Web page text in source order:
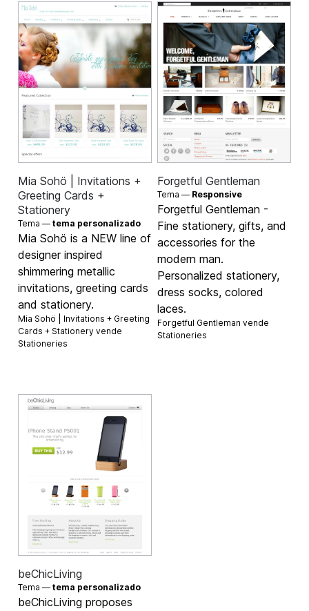
Mia Sohö | Invitations +
Greeting Cards +
Stationery
Tema —tema personalizado
Mia Sohö is a NEW line of
designer inspired
shimmering metallic
invitations, greeting cards
and stationery.
Mia Sohö | Invitations + Greeting
Cards + Stationery vende
Stationeries
Forgetful Gentleman
Tema — Responsive
Forgetful Gentleman -
Fine stationery, gifts, and
accessories for the
modern man.
Personalized stationery,
dress socks, colored
laces.
Forgetful Gentleman vende
Stationeries
beChicLiving
Tema —tema personalizado
beChicLiving proposes